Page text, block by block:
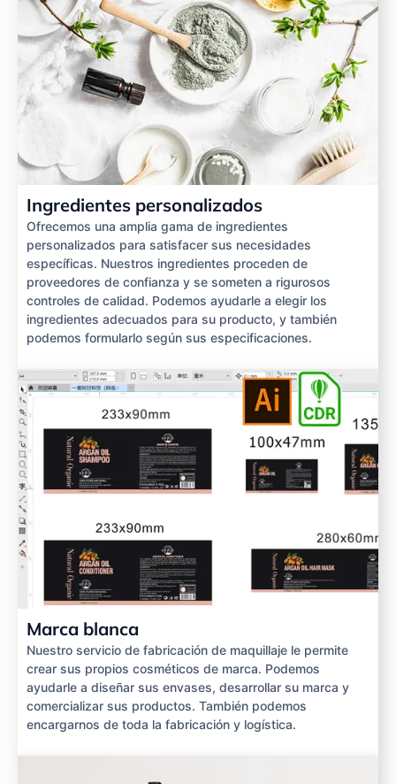
Ingredientes personalizados
Ofrecemos una amplia gama de ingredientes
personalizados para satisfacer sus necesidades
específicas. Nuestros ingredientes proceden de
proveedores de confianza y se someten a rigurosos
controles de calidad. Podemos ayudarle a elegir los
ingredientes adecuados para su producto, y también
podemos formularlo según sus especificaciones.
Marca blanca
Nuestro servicio de fabricación de maquillaje le permite
crear sus propios cosméticos de marca. Podemos
ayudarle a diseñar sus envases, desarrollar su marca y
comercializar sus productos. También podemos
encargarnos de toda la fabricación y logística.